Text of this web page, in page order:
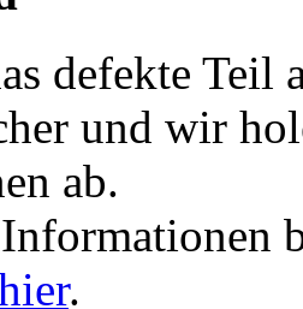
defekte Teil
und wir
ab.
.